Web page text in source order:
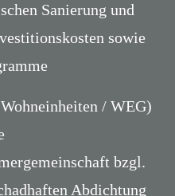
Sanierung und
sowie
/ WEG)
bzgl.
Abdichtung